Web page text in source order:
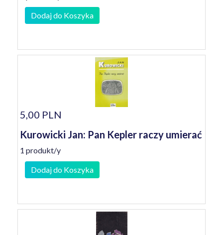
Dodaj do Koszyka
5,00 PLN
Kurowicki Jan: Pan Kepler raczy umierać
1 produkt/y
Dodaj do Koszyka